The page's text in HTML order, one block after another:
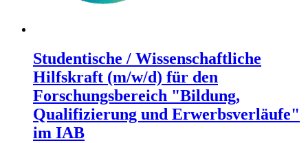
Studentische / Wissenschaftliche
Hilfskraft (m/w/d) für den
Forschungsbereich "Bildung,
Qualifizierung und Erwerbsverläufe"
im IAB